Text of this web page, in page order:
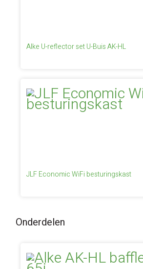
Alke U-reflector set U-Buis AK-HL
JLF Economic WiFi besturingskast
Onderdelen